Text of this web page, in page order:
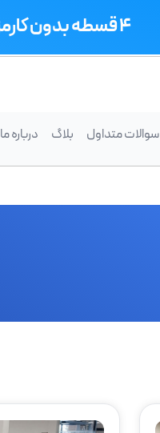
۴ قسطه بدون کارمزد + تا ۳۰% تخفیف ویژه
سوالات متداول بلاگ درباره ما